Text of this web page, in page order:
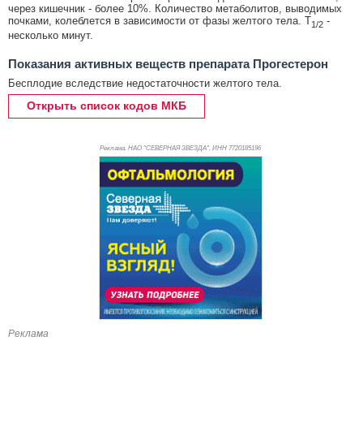
через кишечник - более 10%. Количество метаболитов, выводимых
почками, колеблется в зависимости от фазы желтого тела. T1/2 -
несколько минут.
Показания активных веществ препарата Прогестерон
Бесплодие вследствие недостаточности желтого тела.
Открыть список кодов МКБ
Реклама. НАО "СЕВЕРНАЯ ЗВЕЗДА", ИНН 7720185196
Реклама